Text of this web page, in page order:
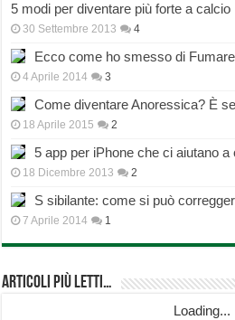
5 modi per diventare più forte a calcio
30 Settembre 2013 4
Ecco come ho smesso di
4 Aprile 2014 3
Come diventare Anoressica? È
18 Aprile 2015 2
5 app per iPhone che ci aiutano a
18 Dicembre 2013 2
S sibilante: come si può
7 Aprile 2014 1
Articoli più Letti…
Loading...